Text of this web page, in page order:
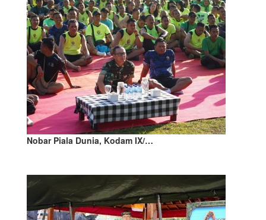
Nobar Piala Dunia, Kodam IX/…